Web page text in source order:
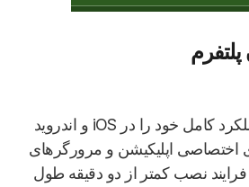
Chicken Road 2 عملکرد کامل خود را در iOS و اندروید
اختصاصی اپلیکیشن و مرورگرهای
فرایند نصب کمتر از دو دقیقه طول